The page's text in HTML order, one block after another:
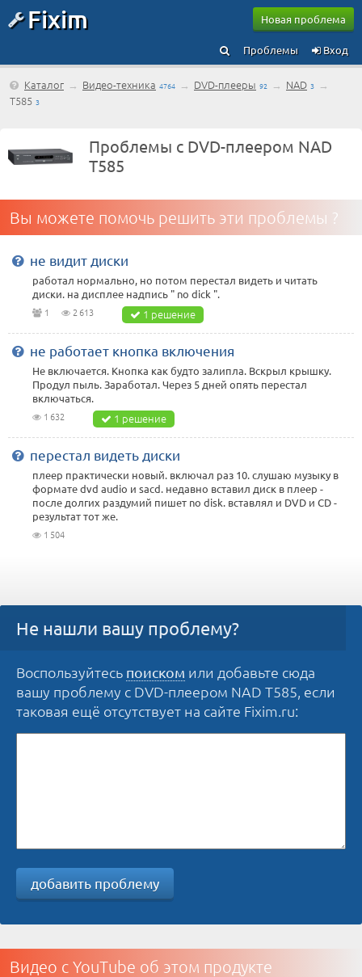
Fixim Новая проблема
Вход
Проблемы
Каталог → Видео-техника 4764 → DVD-плееры 92 → NAD 3 →
T585 3
Проблемы с DVD-плеером NAD
T585
Вы можете помочь решить эти проблемы ?
не видит диски
работал нормально, но потом перестал видеть и читать
диски. на дисплее надпись " no dick ".
1 2 613 1 решение
не работает кнопка включения
Не включается. Кнопка как будто залипла. Вскрыл крышку.
Продул пыль. Заработал. Через 5 дней опять перестал
включаться.
1 632 1 решение
перестал видеть диски
плеер практически новый. включал раз 10. слушаю музыку в
формате dvd audio и sacd. недавно вставил диск в плеер -
после долгих раздумий пишет no disk. вставлял и DVD и СD -
результат тот же.
1 504
Не нашли вашу проблему?
Воспользуйтесь поиском или добавьте сюда
вашу проблему с DVD-плеером NAD T585, если
таковая ещё отсутствует на сайте Fixim.ru:
добавить проблему
Видео с YouTube об этом продукте